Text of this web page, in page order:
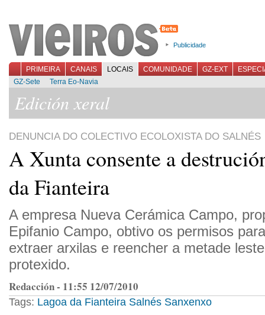
Publicidade
PRIMEIRA CANAIS LOCAIS COMUNIDADE GZ-EXT
GZ-Sete
Terra Eo-Navia
Edición xeral
DENUNCIA DO COLECTIVO ECOLOXISTA DO SALNÉS
A Xunta consente a
da Fianteira
A empresa Nueva Cerámica Campo,
Epifanio Campo, obtivo os permisos
extraer arxilas e reencher a metade
protexido.
Redacción - 11:55 12/07/2010
Tags: Lagoa da Fianteira Salnés Sanxenxo